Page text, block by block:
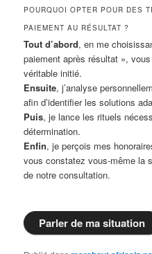
POURQUOI OPTER POUR DES
PAIEMENT AU RÉSULTAT ?
Tout d’abord, en me
paiement après résultat »,
véritable initié.
Ensuite, j’analyse
afin d’identifier les solutions
Puis, je lance les rituels
détermination.
Enfin, je perçois mes
vous constatez vous-même la
de notre consultation.
Parler de ma situation